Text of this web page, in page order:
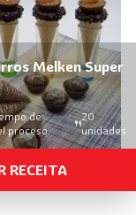
Melken Super
de
proceso.
20
unidades
RECEITA